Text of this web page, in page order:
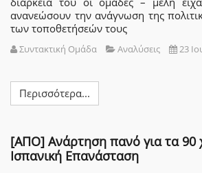
ανανεώσουν την ανάγνωση της
των τοποθετήσεών τους
Συντακτική Ομάδα Αναλύσεις 23
Περισσότερα...
[ΑΠΟ] Ανάρτηση πανό για τα 90
Ισπανική Επανάσταση